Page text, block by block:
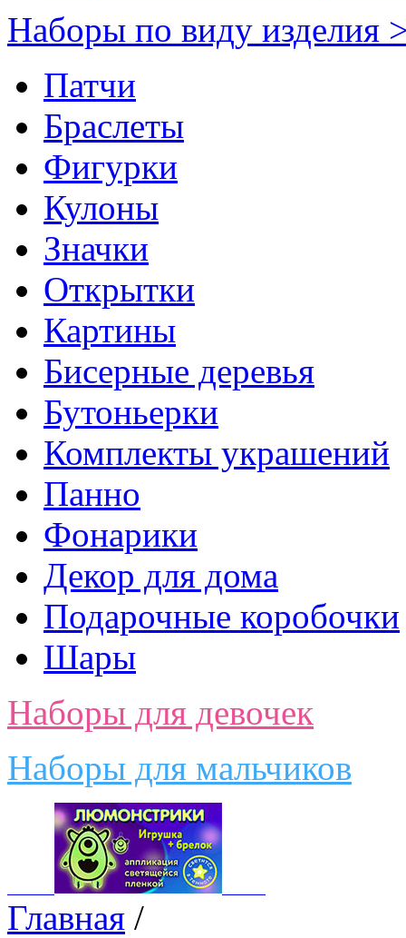
Наборы по виду изделия
Патчи
Браслеты
Фигурки
Кулоны
Значки
Открытки
Картины
Бисерные деревья
Бутоньерки
Комплекты украшений
Панно
Фонарики
Декор для дома
Подарочные коробочки
Шары
Наборы для девочек
Наборы для мальчиков
Главная /